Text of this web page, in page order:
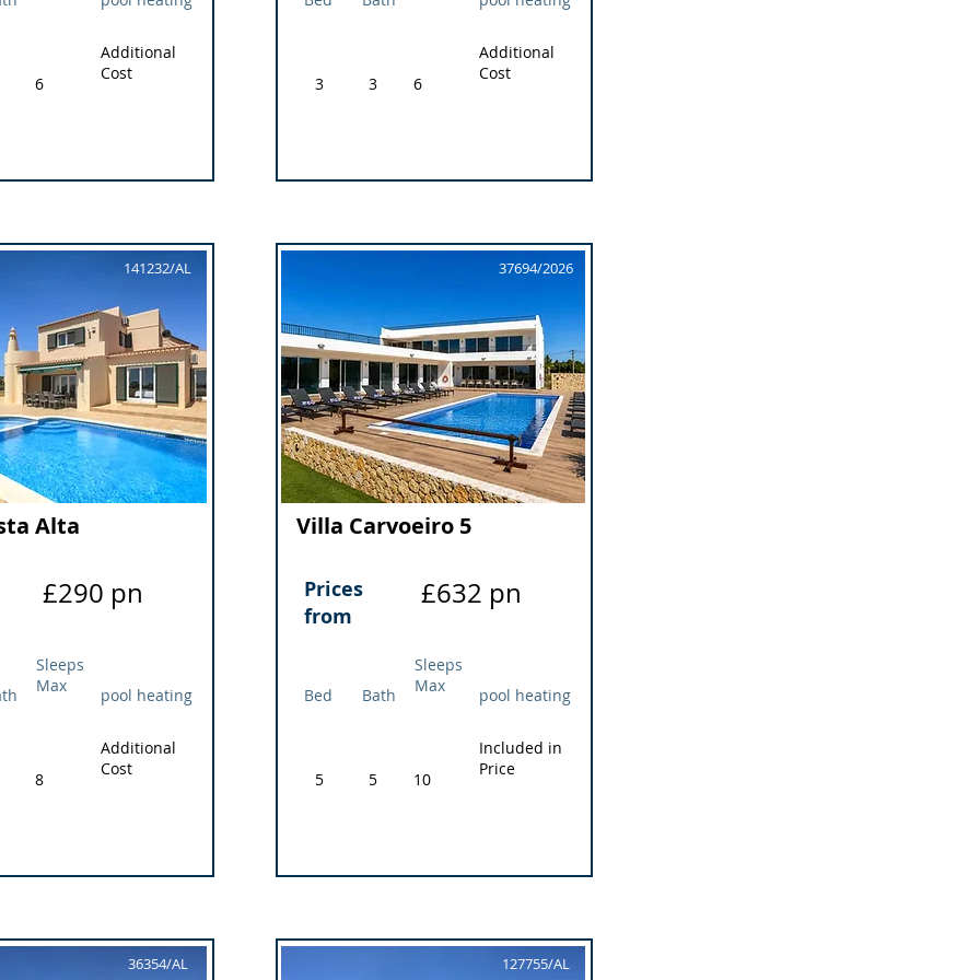
6
Additional
Cost
141232/AL
Alta
£290 pn
Sleeps
Max
pool heating
8
Additional
Cost
36354/AL
3 3 6
Additional
Cost
37694/2026
Villa Carvoeiro 5
Prices
from
£632 pn
Bed Bath
Sleeps
Max
pool heating
5 5 10
Included in
Price
127755/AL